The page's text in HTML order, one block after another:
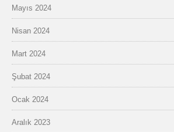
Mayıs 2024
Nisan 2024
Mart 2024
Şubat 2024
Ocak 2024
Aralık 2023